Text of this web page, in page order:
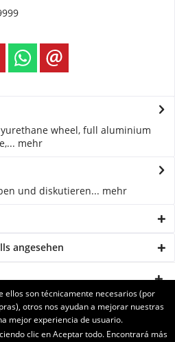
wheel, full aluminium
mehr
und diskutieren... mehr
angesehen
ellos son técnicamente necesarios (por
otros nos ayudan a mejorar nuestras
mejor experiencia de usuario.
clic en Aceptar todo. Encontrará más